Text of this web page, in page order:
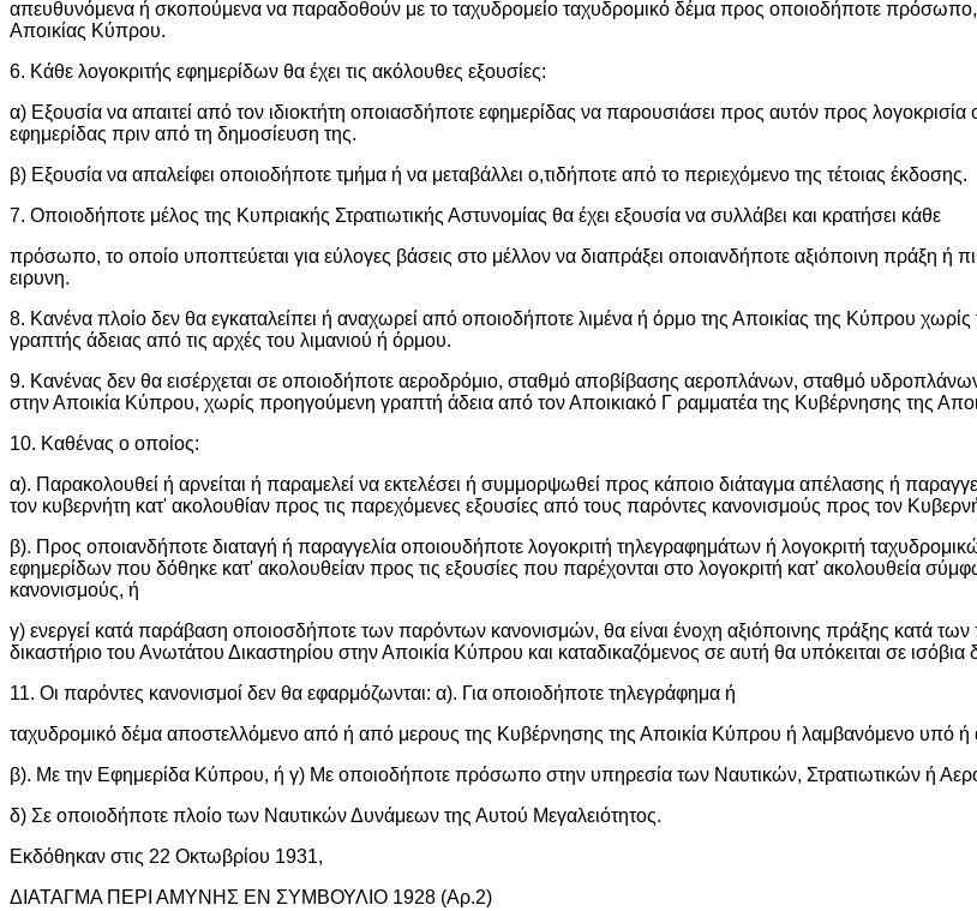
απευθυνόμενα ή σκοπούμενα να παραδοθούν με το ταχυδρομείο ταχυδρομικό δέμα προς οποιοδήποτε πρόσωπο,
Αποικίας Κύπρου.
6. Κάθε λογοκριτής εφημερίδων θα έχει τις ακόλουθες εξουσίες:
α) Εξουσία να απαιτεί από τον ιδιοκτήτη οποιασδήποτε εφημερίδας να παρουσιάσει προς αυτόν προς
εφημερίδας πριν από τη δημοσίευση της.
β) Εξουσία να απαλείφει οποιοδήποτε τμήμα ή να μεταβάλλει ο,τιδήποτε από το περιεχόμενο της τέτοιας έκδοσης.
7. Οποιοδήποτε μέλος της Κυπριακής Στρατιωτικής Αστυνομίας θα έχει εξουσία να συλλάβει και κρατήσει κάθε
πρόσωπο, το οποίο υποπτεύεται για εύλογες βάσεις στο μέλλον να διαπράξει οποιανδήποτε αξιόποινη πράξη ή
ειρυνη.
8. Κανένα πλοίο δεν θα εγκαταλείπει ή αναχωρεί από οποιοδήποτε λιμένα ή όρμο της Αποικίας της Κύπρου
γραπτής άδειας από τις αρχές του λιμανιού ή όρμου.
9. Κανένας δεν θα εισέρχεται σε οποιοδήποτε αεροδρόμιο, σταθμό αποβίβασης αεροπλάνων, σταθμό
στην Αποικία Κύπρου, χωρίς προηγούμενη γραπτή άδεια από τον Αποικιακό Γ ραμματέα της Κυβέρνησης της
10. Καθένας ο οποίος:
α). Παρακολουθεί ή αρνείται ή παραμελεί να εκτελέσει ή συμμορψωθεί προς κάποιο διάταγμα απέλασης ή
τον κυβερνήτη κατ' ακολουθίαν προς τις παρεχόμενες εξουσίες από τους παρόντες κανονισμούς προς τον
β). Προς οποιανδήποτε διαταγή ή παραγγελία οποιουδήποτε λογοκριτή τηλεγραφημάτων ή λογοκριτή
εφημερίδων που δόθηκε κατ' ακολουθείαν προς τις εξουσίες που παρέχονται στο λογοκριτή κατ' ακολουθεία
κανονισμούς, ή
γ) ενεργεί κατά παράβαση οποιοσδήποτε των παρόντων κανονισμών, θα είναι ένοχη αξιόποινης πράξης κατά
δικαστήριο του Ανωτάτου Δικαστηρίου στην Αποικία Κύπρου και καταδικαζόμενος σε αυτή θα υπόκειται σε
11. Οι παρόντες κανονισμοί δεν θα εφαρμόζωνται: α). Για οποιοδήποτε τηλεγράφημα ή
ταχυδρομικό δέμα αποστελλόμενο από ή από μερους της Κυβέρνησης της Αποικία Κύπρου ή λαμβανόμενο υπό ή
β). Με την Εφημερίδα Κύπρου, ή γ) Με οποιοδήποτε πρόσωπο στην υπηρεσία των Ναυτικών, Στρατιωτικών ή
δ) Σε οποιοδήποτε πλοίο των Ναυτικών Δυνάμεων της Αυτού Μεγαλειότητος.
Εκδόθηκαν στις 22 Οκτωβρίου 1931,
ΔΙΑΤΑΓΜΑ ΠΕΡΙ ΑΜΥΝΗΣ ΕΝ ΣΥΜΒΟΥΛΙΟ 1928 (Αρ.2)